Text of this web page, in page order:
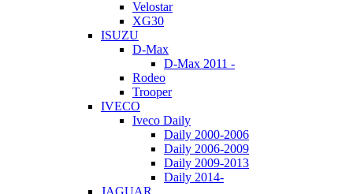
Velostar
XG30
ISUZU
D-Max
D-Max 2011 -
Rodeo
Trooper
IVECO
Iveco Daily
Daily 2000-2006
Daily 2006-2009
Daily 2009-2013
Daily 2014-
JAGUAR